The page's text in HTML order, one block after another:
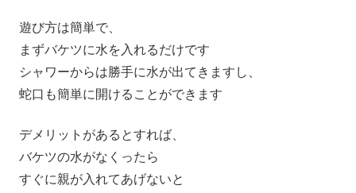
遊び方は簡単で、
まずバケツに水を入れるだけです
シャワーからは勝手に水が出てきますし、
蛇口も簡単に開けることができます
デメリットがあるとすれば、
バケツの水がなくったら
すぐに親が入れてあげないと